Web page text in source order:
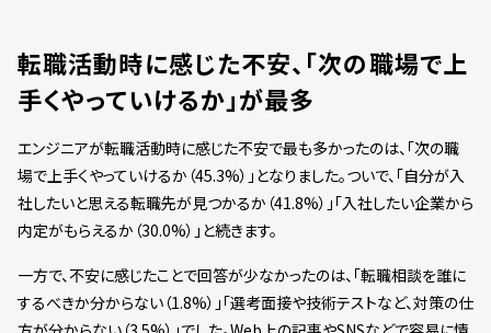
転職活動時に感じた不安、「次の職場で上
手くやっていけるか」が最多
エンジニアが転職活動時に感じた不安で最も多かったのは、「次の職
場で上手くやっていけるか（45.3%）」となりました。ついで、「自分が入
社したいと思える転職先が見つかるか（41.8%）」「入社したい企業から
内定がもらえるか（30.0%）」と続きます。
一方で、不安に感じたことで回答が少なかったのは、「転職相談を誰に
するべきか分からない（1.8%）」「選考面接や技術テストなど、対策の仕